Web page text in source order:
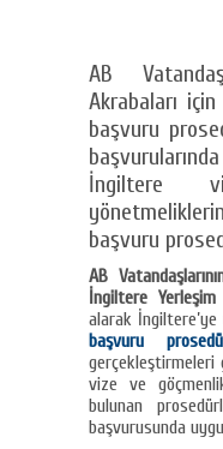
AB
Akrabaları
başvuru
İngiltere
başvuru
AB
İngiltere
alarak
başvuru
gerçekleştirmeleri
vize ve
bulunan
başvurusunda